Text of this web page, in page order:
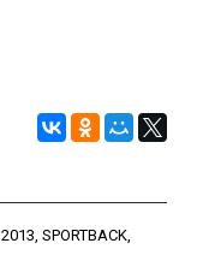
2013, SPORTBACK,